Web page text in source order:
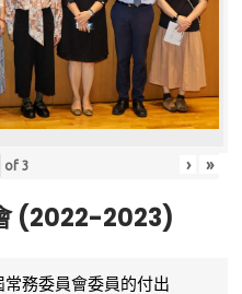
of3 › »
(2022-2023)
務委員會委員的付出